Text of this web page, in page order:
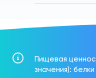
Пищевая
значения):